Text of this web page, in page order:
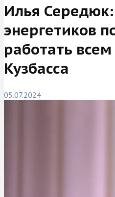
Илья
энергетиков
работать
Кузбасса
05.07.2024